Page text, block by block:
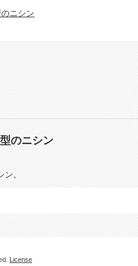
ニシン
のニシン
。
License